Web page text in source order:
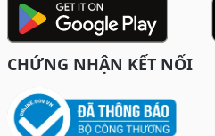
Với những cam kết về “Sim
theo dõi hướng dẫn chi tiết
ABSim
CHỨNG NHẬN KẾT NỐI